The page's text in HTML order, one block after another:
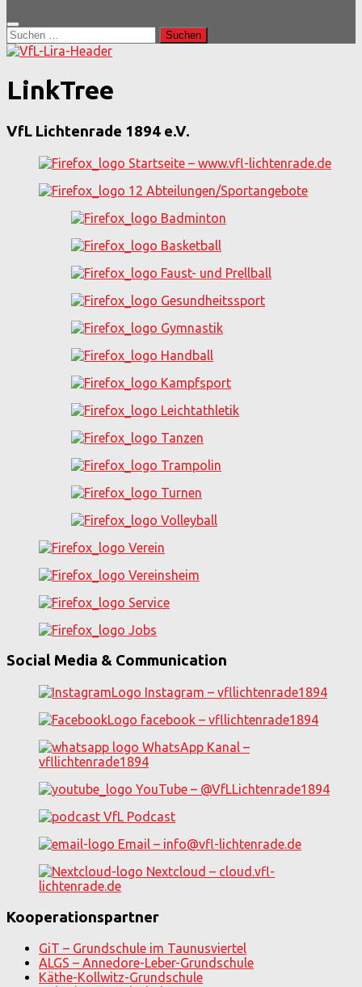
Suchen
nach:
LinkTree
VfL Lichtenrade 1894 e.V.
Startseite – www.vfl-lichtenrade.de
12 Abteilungen/Sportangebote
Badminton
Basketball
Faust- und Prellball
Gesundheitssport
Gymnastik
Handball
Kampfsport
Leichtathletik
Tanzen
Trampolin
Turnen
Volleyball
Verein
Vereinsheim
Service
Jobs
Social Media & Communication
Instagram – vfllichtenrade1894
facebook – vfllichtenrade1894
WhatsApp Kanal –
vfllichtenrade1894
YouTube – @VfLLichtenrade1894
VfL Podcast
Email – info@vfl-lichtenrade.de
Nextcloud – cloud.vfl-
lichtenrade.de
Kooperationspartner
GiT – Grundschule im Taunusviertel
ALGS – Annedore-Leber-Grundschule
Käthe-Kollwitz-Grundschule